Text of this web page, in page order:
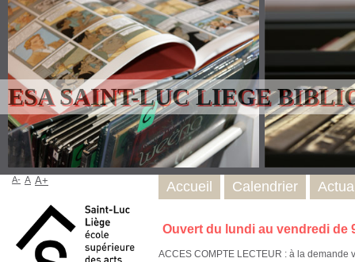
ESA SAINT-LUC LIEGE
Ouvert du lundi au vendredi de
ACCES COMPTE LECTEUR : à la
Accueil Calendrier
A- A A+